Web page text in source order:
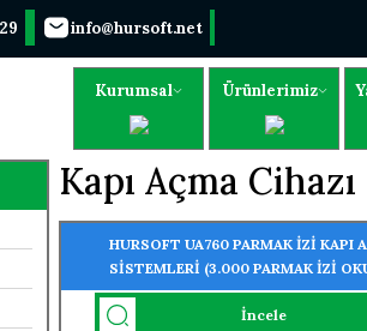
info@hursoft.net
Kurumsal Ürünlerimiz
Kapı Açma
HURSOFT UA760 PARMAK İZİ KAPI
SİSTEMLERİ (3.000 PARMAK İZİ
ÖZELLİĞİ)
İncele